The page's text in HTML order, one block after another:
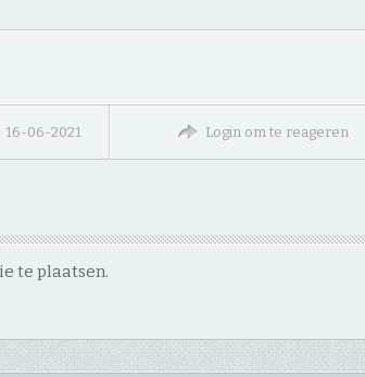
16-06-2021 Login om te reageren
te plaatsen.